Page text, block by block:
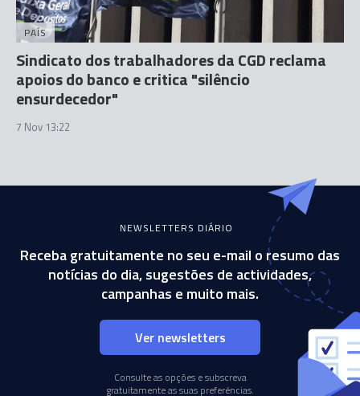
PAÍS
Sindicato dos trabalhadores da CGD reclama
apoios do banco e critica "silêncio
ensurdecedor"
7 Nov 13:22
NEWSLETTERS DIÁRIO
Receba gratuitamente no seu e-mail o resumo das
notícias do dia, sugestões de actividades,
campanhas e muito mais.
Ver newsletters
Consulte as opções e subscreva
gratuitamente as suas preferências.